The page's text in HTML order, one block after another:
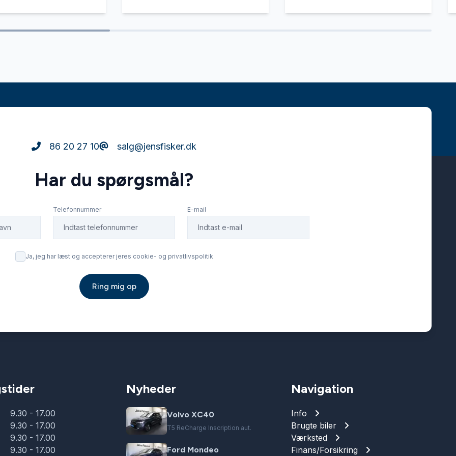
86 20 27 10 salg@jensfisker.dk
Har du spørgsmål?
Telefonnummer E-mail
Ja, jeg har læst og accepterer jeres cookie- og privatlivspolitik
Ring mig op
9.30 - 17.00
9.30 - 17.00
9.30 - 17.00
9.30 - 17.00
Nyheder
Volvo XC40
T5 ReCharge Inscription aut.
Ford Mondeo
Navigation
Info
Brugte biler
Værksted
Finans/Forsikring